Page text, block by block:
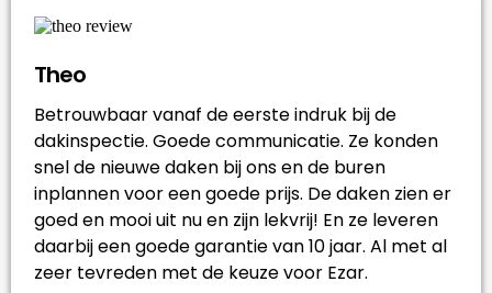
Theo
Betrouwbaar vanaf de eerste indruk bij de
dakinspectie. Goede communicatie. Ze konden
snel de nieuwe daken bij ons en de buren
inplannen voor een goede prijs. De daken zien er
goed en mooi uit nu en zijn lekvrij! En ze leveren
daarbij een goede garantie van 10 jaar. Al met al
zeer tevreden met de keuze voor Ezar.